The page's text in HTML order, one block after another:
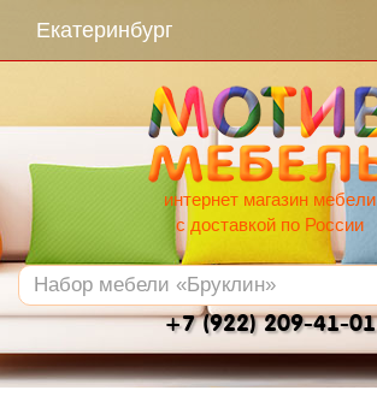
Екатеринбург
интернет магазин мебели
с доставкой по России
+7 (922) 209-41-01